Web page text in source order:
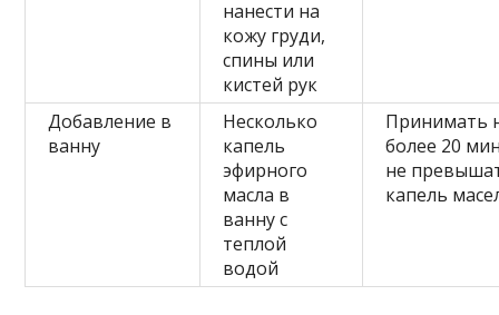
нанести на
кожу груди,
спины или
кистей рук
Добавление в
ванну
Несколько
капель
эфирного
масла в
ванну с
теплой
водой
Принимать
более 20
не
капель